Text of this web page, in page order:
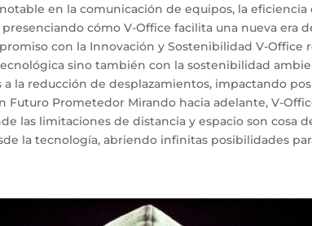
en la comunicación de equipos, la eficiencia
cómo V-Office facilita una nueva era
con la Innovación y Sostenibilidad V-Office
sino también con la sostenibilidad
la reducción de desplazamientos, impactando
Futuro Prometedor Mirando hacia adelante, V-
las limitaciones de distancia y espacio son cosa
la tecnología, abriendo infinitas posibilidades